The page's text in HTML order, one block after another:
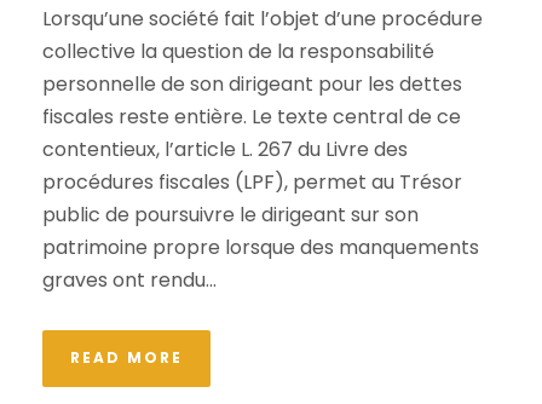
Lorsqu’une société fait l’objet d’une procédure
collective la question de la responsabilité
personnelle de son dirigeant pour les dettes
fiscales reste entière. Le texte central de ce
contentieux, l’article L. 267 du Livre des
procédures fiscales (LPF), permet au Trésor
public de poursuivre le dirigeant sur son
patrimoine propre lorsque des manquements
graves ont rendu...
READ MORE